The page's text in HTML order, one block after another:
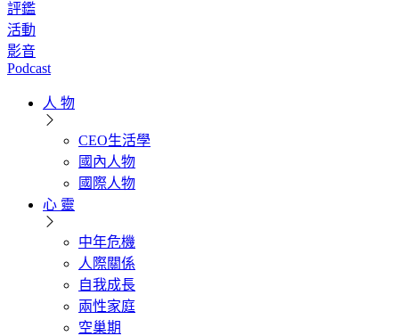
評鑑
活動
影音
Podcast
人 物
CEO生活學
國內人物
國際人物
心 靈
中年危機
人際關係
自我成長
兩性家庭
空巢期